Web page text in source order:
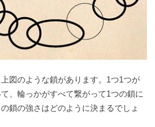
図のような鎖があります。1つ1つが
、輪っかがすべて繋がって1つの鎖に
鎖の強さはどのように決まるでしょ